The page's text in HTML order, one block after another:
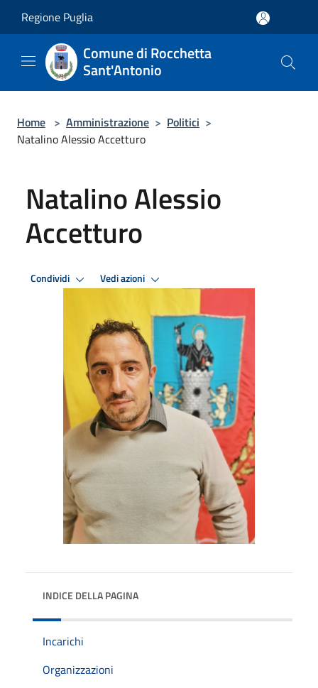
Regione Puglia
Comune di Rocchetta
Sant'Antonio
Home > Amministrazione > Politici >
Natalino Alessio Accetturo
Natalino Alessio
Accetturo
Condividi Vedi azioni
INDICE DELLA PAGINA
Incarichi
Organizzazioni